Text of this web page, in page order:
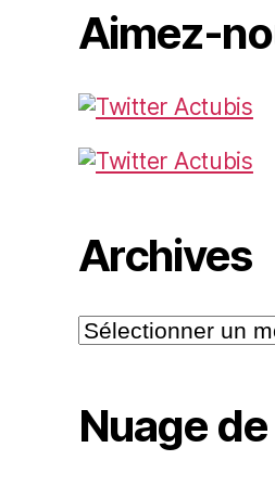
Aimez-
Archives
Archives
Nuage